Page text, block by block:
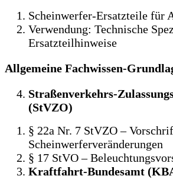
Scheinwerfer-Ersatzteile für
Verwendung: Technische
Ersatzteilhinweise
Allgemeine Fachwissen-
Straßenverkehrs-
(StVZO)
§ 22a Nr. 7 StVZO –
Scheinwerferveränderungen
§ 17 StVO –
Kraftfahrt-Bundesamt